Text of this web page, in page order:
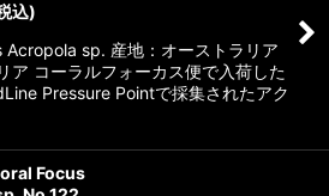
込)
Acropola sp. 産地：オーストラリア
ア コーラルフォーカス便で入荷した
Pressure Pointで採集されたアク
Focus